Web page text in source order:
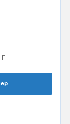
Г